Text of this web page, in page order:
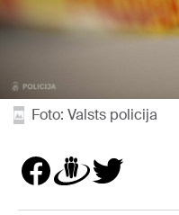
Foto: Valsts policija